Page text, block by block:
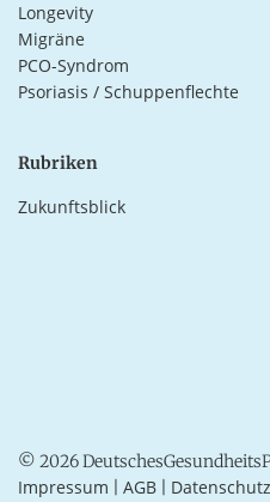
Longevity
Migräne
PCO-Syndrom
Psoriasis / Schuppenflechte
Rubriken
Zukunftsblick
© 2026
Impressum AGB Datenschutz